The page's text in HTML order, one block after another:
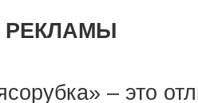
РЕКЛАМЫ
– это